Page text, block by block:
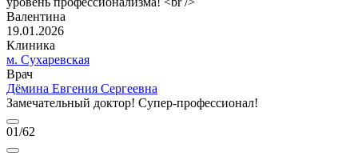
Валентина
19.01.2026
Клиника
м. Сухаревская
Врач
Дёмина Евгения Сергеевна
Замечательный доктор! Супер-профессионал!
01/62